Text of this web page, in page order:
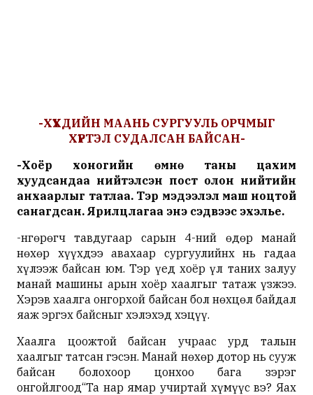
-ХҮҮХДИЙН МААНЬ СУРГУУЛЬ ОРЧМЫГ
ХҮРТЭЛ СУДАЛСАН БАЙСАН-
-Хоёр хоногийн өмнө таны цахим
хуудсандаа нийтэлсэн пост олон нийтийн
анхаарлыг татлаа. Тэр мэдээлэл маш ноцтой
санагдсан. Ярилцлагаа энэ сэдвээс эхэлье.
-Өнгөрөгч тавдугаар сарын 4-ний өдөр манай
нөхөр хүүхдээ авахаар сургуулийнх нь гадаа
хүлээж байсан юм. Тэр үед хоёр үл таних залуу
манай машины арын хоёр хаалгыг татаж үзжээ.
Хэрэв хаалга онгорхой байсан бол нөхцөл байдал
яаж эргэх байсныг хэлэхэд хэцүү.
Хаалга цоожтой байсан учраас урд талын
хаалгыг татсан гэсэн. Манай нөхөр дотор нь сууж
байсан болохоор цонхоо бага зэрэг
онгойлгоод“Та нар ямар учиртай хүмүүс вэ? Яах